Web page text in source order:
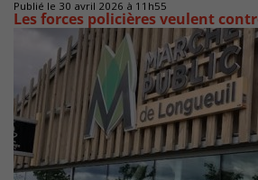
Publié le 30 avril 2026 à 11h55
Les forces policières veulent